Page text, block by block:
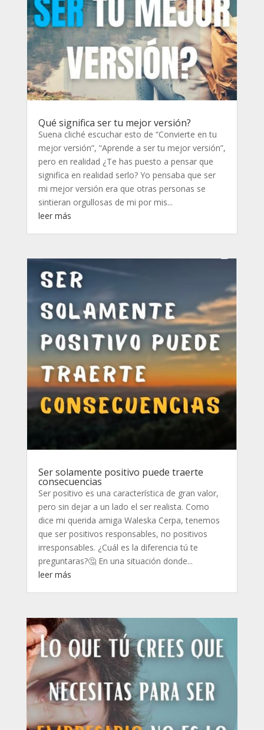
Qué significa ser tu mejor versión?
Suena cliché escuchar esto de “Convierte en tu
mejor versión”, “Aprende a ser tu mejor versión”,
pero en realidad ¿Te has puesto a pensar que
significa en realidad serlo? Yo pensaba que ser
mi mejor versión era que otras personas se
sintieran orgullosas de mi por mis...
leer más
Ser solamente positivo puede traerte
consecuencias
Ser positivo es una característica de gran valor,
pero sin dejar a un lado el ser realista. Como
dice mi querida amiga Waleska Cerpa, tenemos
que ser positivos responsables, no positivos
irresponsables. ¿Cuál es la diferencia tú te
preguntaras?🤔 En una situación donde...
leer más